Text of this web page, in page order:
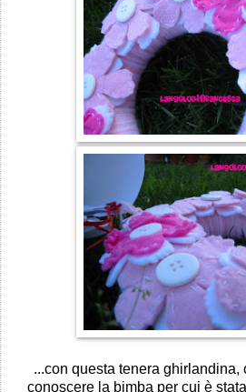
...con questa tenera ghirlandina,
conoscere la bimba per cui è